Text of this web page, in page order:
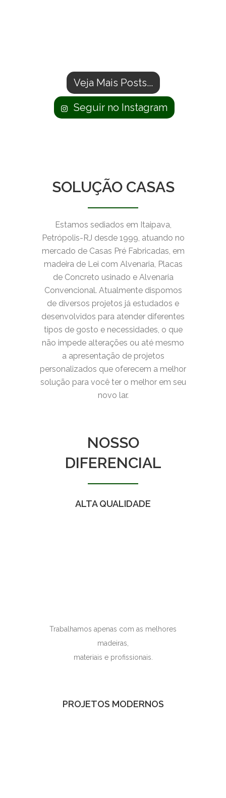
Veja Mais Posts...
Seguir no Instagram
SOLUÇÃO CASAS
Estamos sediados em Itaipava,
Petrópolis-RJ desde 1999, atuando no
mercado de Casas Pré Fabricadas, em
madeira de Lei com Alvenaria, Placas
de Concreto usinado e Alvenaria
Convencional. Atualmente dispomos
de diversos projetos já estudados e
desenvolvidos para atender diferentes
tipos de gosto e necessidades, o que
não impede alterações ou até mesmo
a apresentação de projetos
personalizados que oferecem a melhor
solução para você ter o melhor em seu
novo lar.
NOSSO
DIFERENCIAL
ALTA QUALIDADE
Trabalhamos apenas com as melhores
madeiras,
materiais e profissionais.
PROJETOS MODERNOS